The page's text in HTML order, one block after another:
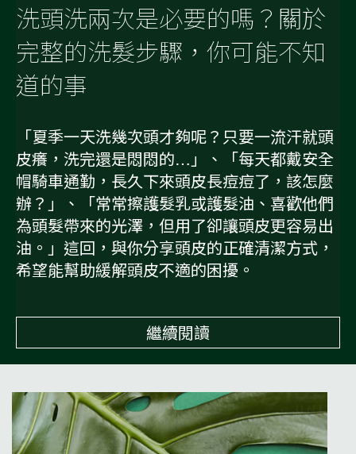
洗頭洗兩次是必要的嗎？關於
完整的洗髮步驟，你可能不知
道的事
「夏季一天洗幾次頭才夠呢？只要一流汗就頭
皮癢，洗完還是悶悶的…」、「每天都戴安全
帽騎車通勤，長久下來頭皮長痘痘了，該怎麼
辦？」、「常常擦護髮乳或護髮油、喜歡他們
為頭髮帶來的光澤，但用了卻讓頭皮更容易出
油。」這回，與你分享頭皮的正確清潔方式，
希望能幫助緩解頭皮不適的困擾。
繼續閱讀